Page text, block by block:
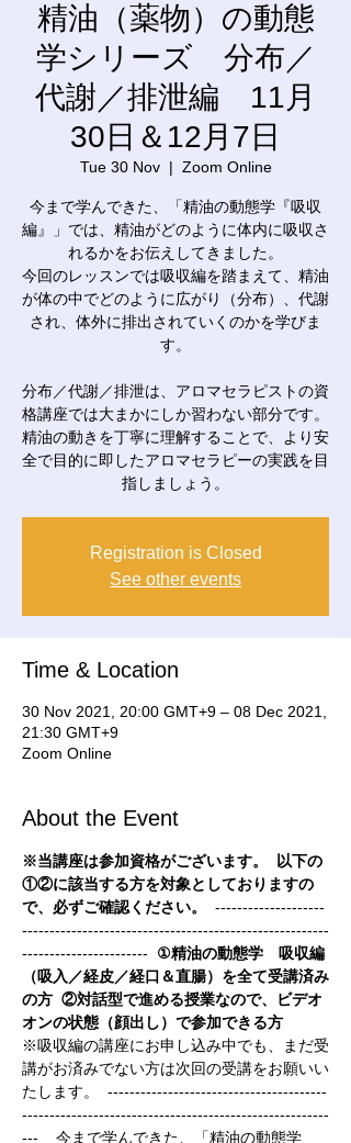
精油（薬物）の動態
学シリーズ 分布／
代謝／排泄編 11月
30日＆12月7日
Tue 30 Nov
  |
Zoom Online
今まで学んできた、「精油の動態学『吸収
編』」では、精油がどのように体内に吸収さ
れるかをお伝えしてきました。
今回のレッスンでは吸収編を踏まえて、精油
が体の中でどのように広がり（分布）、代謝
され、体外に排出されていくのかを学びま
す。
分布／代謝／排泄は、アロマセラピストの資
格講座では大まかにしか習わない部分です。
精油の動きを丁寧に理解することで、より安
全で目的に即したアロマセラピーの実践を目
指しましょう。
Registration is Closed
See other events
Time & Location
30 Nov 2021, 20:00 GMT+9 – 08 Dec 2021,
21:30 GMT+9
Zoom Online
About the Event
※当講座は参加資格がございます。
以下の
①②に該当する方を対象としておりますの
で、必ずご確認ください。
--------------------
--------------------------------------------------------
----------------------- ①精油の動態学　吸収編
（吸入／経皮／経口＆直腸）を全て受講済み
の方 ②対話型で進める授業なので、ビデオ
オンの状態（顔出し）で参加できる方
※吸収編の講座にお申し込み中でも、まだ受
講がお済みでない方は次回の受講をお願いい
たします。  ----------------------------------------
--------------------------------------------------------
---    今まで学んできた、「精油の動態学